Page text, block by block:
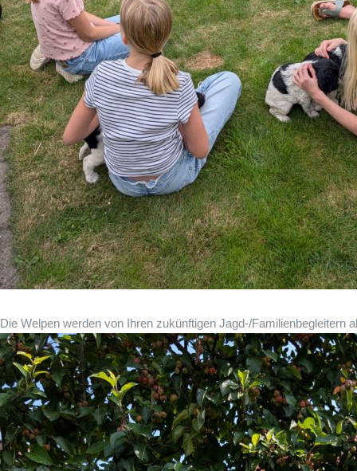
Die Welpen werden von Ihren zukünftigen Jagd-/Familienbegleitern